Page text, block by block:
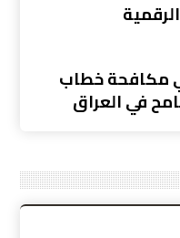
مكافحة خطاب
في العراق